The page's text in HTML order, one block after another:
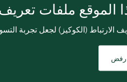
الموقع ملفات تعريف
الارتباط (الكوكيز) لجعل تجربة
رفض